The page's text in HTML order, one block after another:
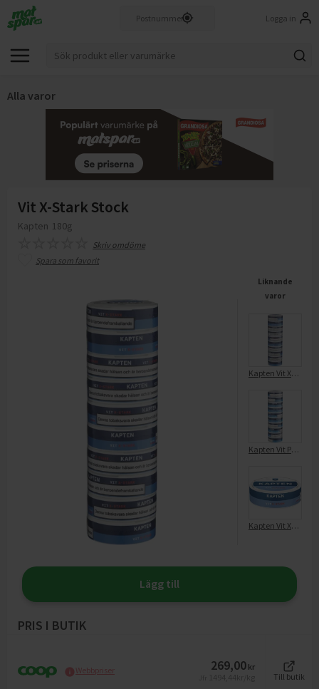
Logga in
Alla varor
Vit X-Stark Stock
Kapten 180g
Skriv omdöme
Spara som favorit
Liknande
varor
Kapten Vit X-Strong Portion Stock 10-p
Kapten Vit Portion Stock
Kapten Vit X-stark Portionssnus
Lägg till
PRIS I BUTIK
Webbpriser 269,00 kr
Till butik